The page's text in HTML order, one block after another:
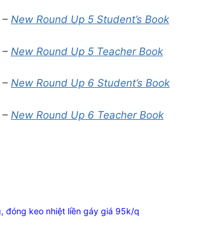
– New Round Up 5 Student’s Book
– New Round Up 5 Teacher Book
– New Round Up 6 Student’s Book
– New Round Up 6 Teacher Book
đóng keo nhiệt liền gáy giá 95k/q